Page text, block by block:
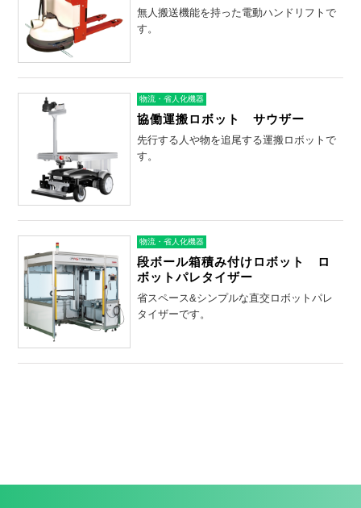
無人搬送機能を持った電動ハンドリフトで
す。
物流・省人化機器
協働運搬ロボット サウザー
先行する人や物を追尾する運搬ロボットで
す。
物流・省人化機器
段ボール箱積み付けロボット ロ
ボットパレタイザー
省スペース&シンプルな直交ロボットパレ
タイザーです。